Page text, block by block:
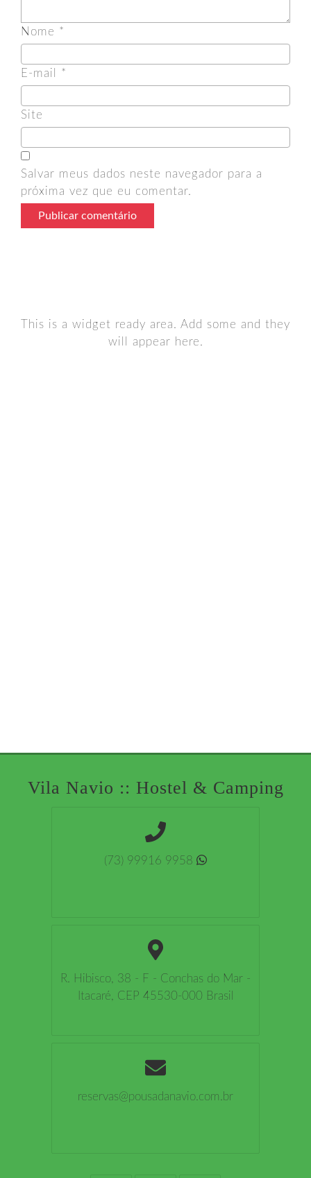
Nome *
E-mail *
Site
Salvar meus dados neste navegador para a
próxima vez que eu comentar.
This is a widget ready area. Add some and they
will appear here.
Vila Navio :: Hostel & Camping
(73) 99916 9958
R. Hibisco, 38 - F - Conchas do Mar -
Itacaré, CEP 45530-000 Brasil
reservas@pousadanavio.com.br